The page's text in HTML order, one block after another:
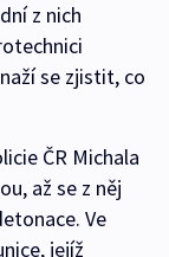
z nich
se zjistit, co
ČR Michala
až se z něj
Ve
jejíž